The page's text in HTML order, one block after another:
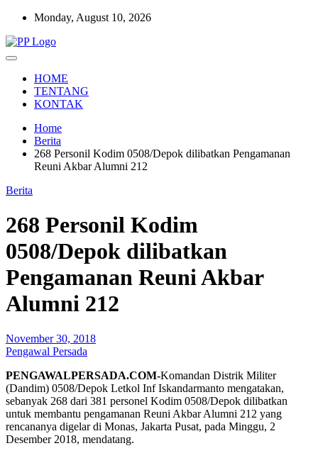
Skip
content
Monday, August 10, 2026
Pengawal Persada
HOME
TENTANG
KONTAK
Home
Berita
268 Personil Kodim 0508/Depok dilibatkan Pengamanan
Reuni Akbar Alumni 212
Berita
268 Personil Kodim
0508/Depok dilibatkan
Pengamanan Reuni Akbar
Alumni 212
November 30, 2018
Pengawal Persada
PENGAWALPERSADA.COM-Komandan Distrik Militer
(Dandim) 0508/Depok Letkol Inf Iskandarmanto mengatakan,
sebanyak 268 dari 381 personel Kodim 0508/Depok dilibatkan
untuk membantu pengamanan Reuni Akbar Alumni 212 yang
rencananya digelar di Monas, Jakarta Pusat, pada Minggu, 2
Desember 2018, mendatang.